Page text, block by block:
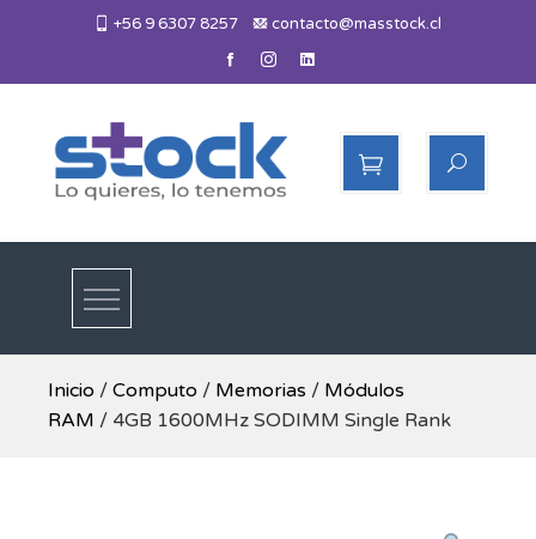
+56 9 6307 8257 contacto@masstock.cl
Más Stock
Inicio / Computo / Memorias / Módulos
RAM / 4GB 1600MHz SODIMM Single Rank